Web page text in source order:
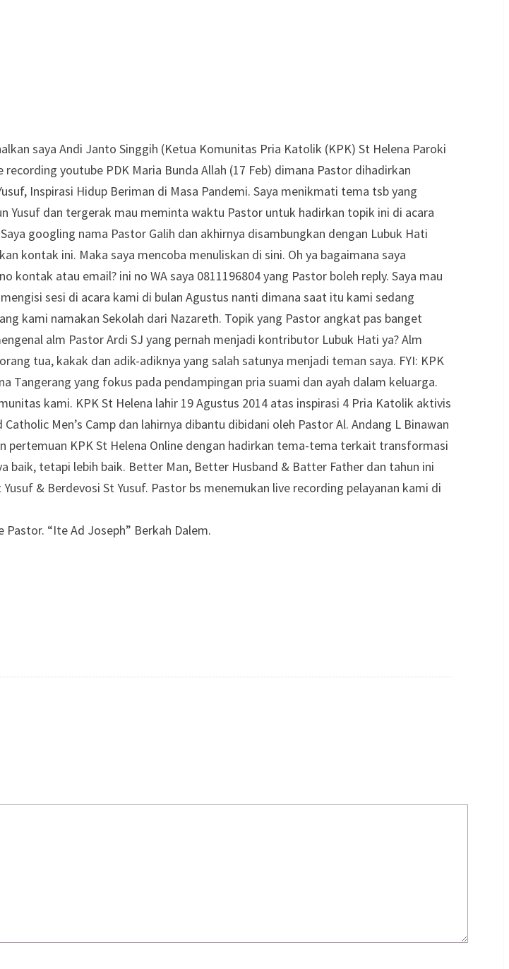
saya Andi Janto Singgih (Ketua Komunitas Pria Katolik (KPK) St Helena Paroki
youtube PDK Maria Bunda Allah (17 Feb) dimana Pastor dihadirkan
Inspirasi Hidup Beriman di Masa Pandemi. Saya menikmati tema tsb yang
Yusuf dan tergerak mau meminta waktu Pastor untuk hadirkan topik ini di acara
googling nama Pastor Galih dan akhirnya disambungkan dengan Lubuk Hati
kontak ini. Maka saya mencoba menuliskan di sini. Oh ya bagaimana saya
kontak atau email? ini no WA saya 0811196804 yang Pastor boleh reply. Saya mau
sesi di acara kami di bulan Agustus nanti dimana saat itu kami sedang
kami namakan Sekolah dari Nazareth. Topik yang Pastor angkat pas banget
alm Pastor Ardi SJ yang pernah menjadi kontributor Lubuk Hati ya? Alm
tua, kakak dan adik-adiknya yang salah satunya menjadi teman saya. FYI: KPK
Tangerang yang fokus pada pendampingan pria suami dan ayah dalam keluarga.
kami. KPK St Helena lahir 19 Agustus 2014 atas inspirasi 4 Pria Katolik aktivis
Men’s Camp dan lahirnya dibantu dibidani oleh Pastor Al. Andang L Binawan
pertemuan KPK St Helena Online dengan hadirkan tema-tema terkait transformasi
baik, tetapi lebih baik. Better Man, Better Husband & Batter Father dan tahun ini
& Berdevosi St Yusuf. Pastor bs menemukan live recording pelayanan kami di
“Ite Ad Joseph” Berkah Dalem.